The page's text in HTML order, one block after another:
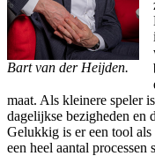
Bart van der Heijden.
maat. Als kleinere speler
dagelijkse bezigheden en
Gelukkig is er een tool
een heel aantal processen